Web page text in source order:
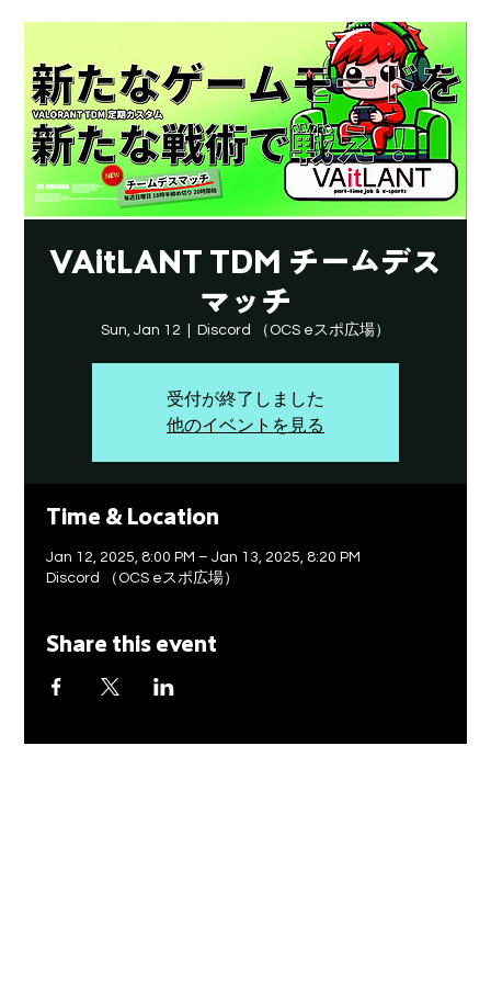
VAitLANT TDM チームデス
マッチ
Sun, Jan 12 Discord （OCS eスポ広場）
受付が終了しました
他のイベントを見る
Time & Location
Jan 12, 2025, 8:00 PM – Jan 13, 2025, 8:20 PM
Discord （OCS eスポ広場）
Share this event